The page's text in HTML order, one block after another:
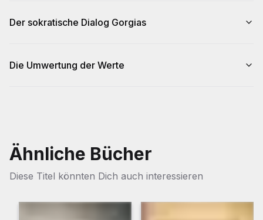
Der sokratische Dialog Gorgias
Die Umwertung der Werte
Ähnliche Bücher
Diese Titel könnten Dich auch interessieren